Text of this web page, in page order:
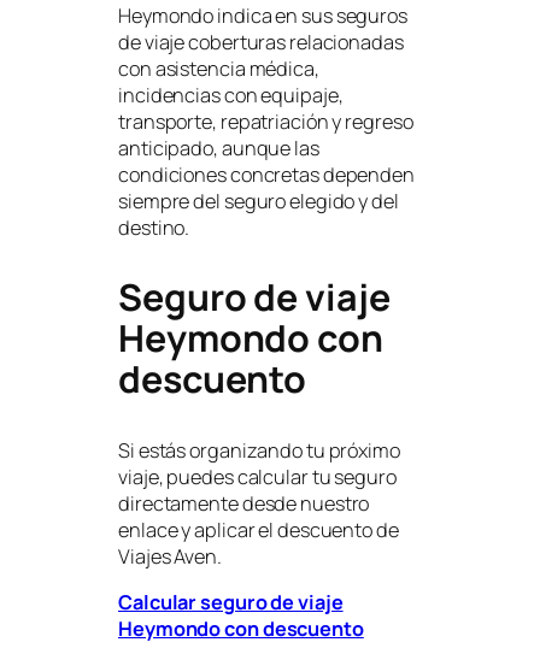
Heymondo indica en sus seguros
de viaje coberturas relacionadas
con asistencia médica,
incidencias con equipaje,
transporte, repatriación y regreso
anticipado, aunque las
condiciones concretas dependen
siempre del seguro elegido y del
destino.
Seguro de viaje
Heymondo con
descuento
Si estás organizando tu próximo
viaje, puedes calcular tu seguro
directamente desde nuestro
enlace y aplicar el descuento de
Viajes Aven.
Calcular seguro de viaje
Heymondo con descuento